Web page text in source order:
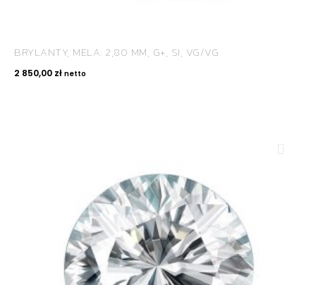
BRYLANTY, MELA: 2,80 MM, G+, SI, VG/VG
2 850,00 zł netto